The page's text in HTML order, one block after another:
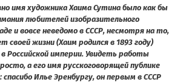
имя художника Хаима Сутина было как бы
любителей изобразительного
и вовсе неведомо в СССР, несмотря на то,
своей жизни (Хаим родился в 1893 году)
Российской империи. Увидеть работы
а его имя русскоговорящей публике
спасибо Илье Эренбургу, он первым в СССР